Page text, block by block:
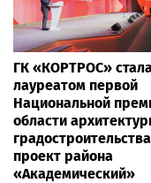
ГК «КОРТРОС»
лауреатом первой
Национальной
области
проект района
«Академический»